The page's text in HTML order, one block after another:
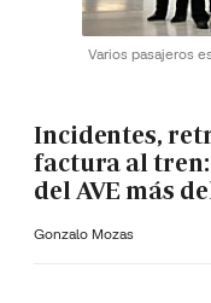
Varios pasajeros
Incidentes,
factura al tren:
del AVE más
Gonzalo Mozas